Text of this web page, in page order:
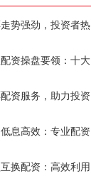
势强劲，投资者热
资操盘要领：十大
资服务，助力投资
息高效：专业配资
换配资：高效利用